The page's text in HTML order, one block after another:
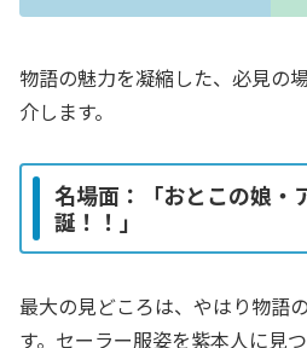
物語の魅力を凝縮した、必見の
介します。
名場面：「おとこの娘・
誕！！」
最大の見どころは、やはり物語
す。セーラー服姿を紫本人に見